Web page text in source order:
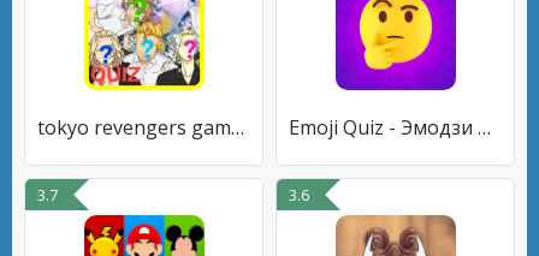
tokyo revengers game character Emoji Quiz - Эмодзи игры
3.7 3.6